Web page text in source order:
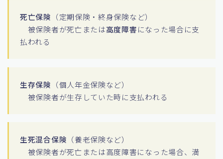
死亡保険 （定期保険・終身保険など）
被保険者が死亡または高度障害になった場合に支
払われる
生存保険 （個人年金保険など）
被保険者が生存していた時に支払われる
生死混合保険 （養老保険など）
被保険者が死亡または高度障害になった場合、満